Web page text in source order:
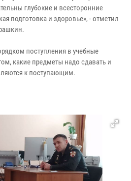
глубокие и всесторонние
подготовка и здоровье», - отметил
поступления в учебные
какие предметы надо сдавать и
к поступающим.